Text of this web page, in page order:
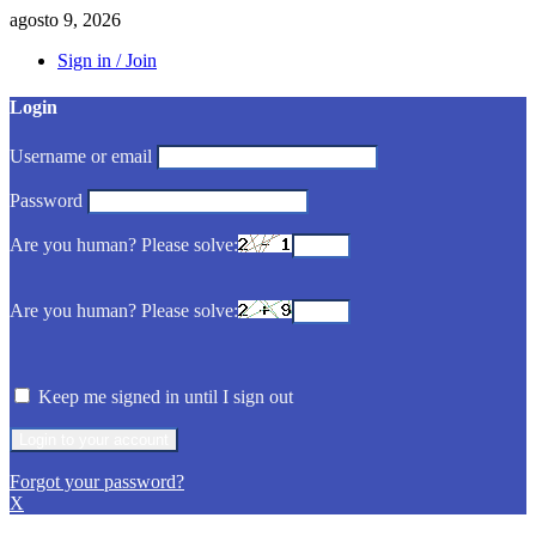
agosto 9, 2026
Sign in / Join
Login
Username or email
Password
Are you human? Please solve:
Are you human? Please solve:
Keep me signed in until I sign out
Forgot your password?
X